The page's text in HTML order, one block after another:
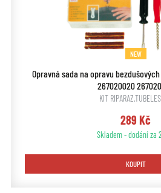
Opravná sada na opravu bezdušových
267020020
KIT
NEW
289 Kč
Skladem - dodání za
KOUPIT